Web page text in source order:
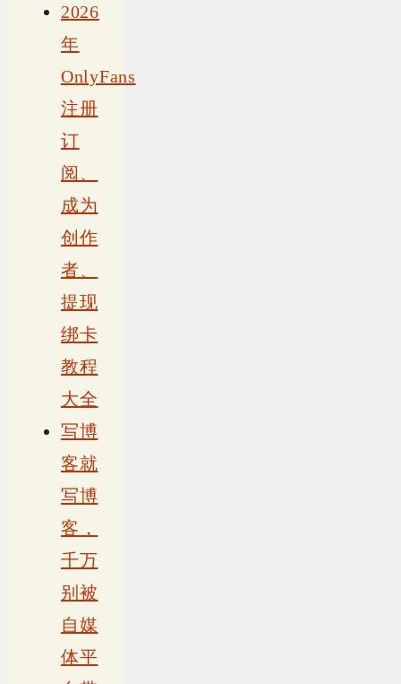
2026
年
OnlyFans
注册
订
阅、
成为
创作
者、
提现
绑卡
教程
大全
写博
客就
写博
客，
千万
别被
自媒
体平